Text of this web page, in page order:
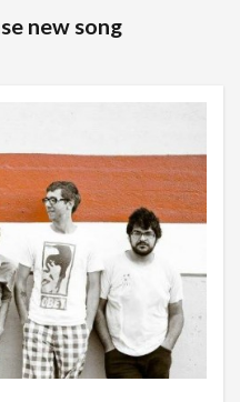
new song